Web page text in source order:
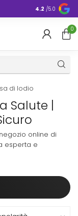
4.2 /5.0
0
di Iodio
Salute |
online di
esperta e